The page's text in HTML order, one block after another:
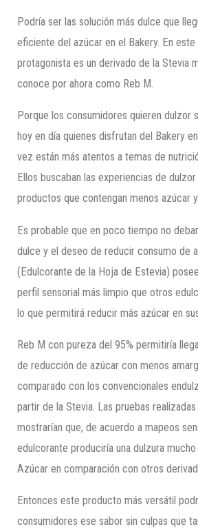
Podría ser las solución más dulce que
eficiente del azúcar en el Bakery. En
protagonista es un derivado de la Stevia
conoce por ahora como Reb M.
Porque los consumidores quieren dulzor
hoy en día quienes disfrutan del Bakery
vez están más atentos a temas de
Ellos buscaban las experiencias de
productos que contengan menos azúcar
Es probable que en poco tiempo no
dulce y el deseo de reducir consumo de
(Edulcorante de la Hoja de Estevia)
perfil sensorial más limpio que otros
lo que permitirá reducir más azúcar en
Reb M con pureza del 95% permitiría
de reducción de azúcar con menos
comparado con los convencionales
partir de la Stevia. Las pruebas
mostrarían que, de acuerdo a mapeos
edulcorante produciría una dulzura
Azúcar en comparación con otros
Entonces este producto más versátil
consumidores ese sabor sin culpas que